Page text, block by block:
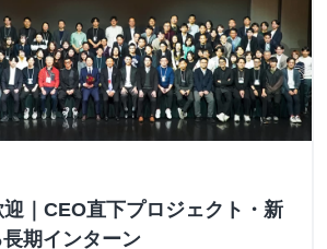
｜CEO直下プロジェクト・新
期インターン